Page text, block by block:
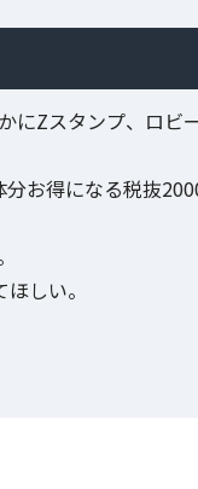
にZスタンプ、ロビ
お得になる税抜
しい。